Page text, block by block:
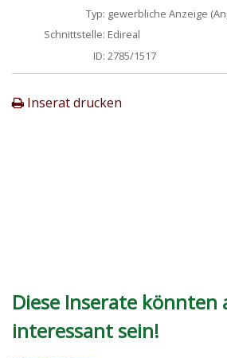
Typ: gewerbliche Anzeige
Schnittstelle: Edireal
ID: 2785/1517
Inserat drucken
Diese Inserate könnten
interessant sein!